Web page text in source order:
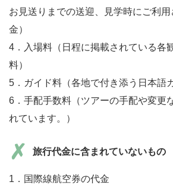
お見送りまでの送迎、見学時にご利
金）
4．入場料（日程に掲載されている各
料）
5．ガイド料（各地で付き添う日本語
6．手配手数料（ツアーの手配や変更
れています。）
旅行代金に含まれていないもの
1．国際線航空券の代金